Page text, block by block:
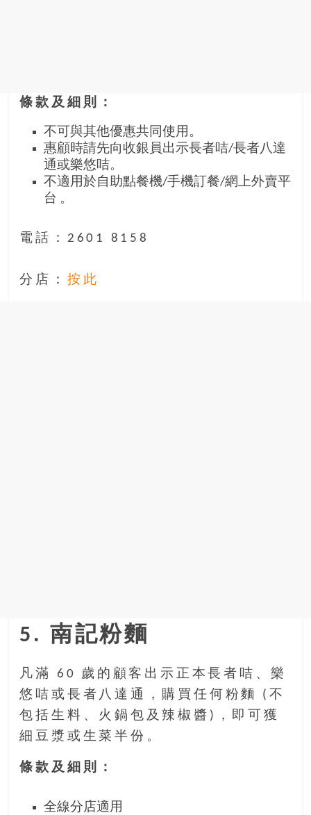
條款及細則：
不可與其他優惠共同使用。
惠顧時請先向收銀員出示長者咭/長者八達
通或樂悠咭。
不適用於自助點餐機/手機訂餐/網上外賣平
台 。
電話：2601 8158
分店： 按此
5. 南記粉麵
凡滿 60 歲的顧客出示正本長者咭、樂
悠咭或長者八達通，購買任何粉麵 (不
包括生料、火鍋包及辣椒醬)，即可獲
細豆漿或生菜半份。
條款及細則：
全線分店適用